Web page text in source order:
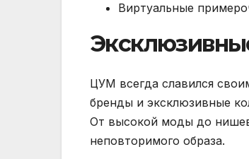
Виртуальные
ЦУМ всегда славился
бренды и эксклюзивные
От высокой моды до
неповторимого образа.